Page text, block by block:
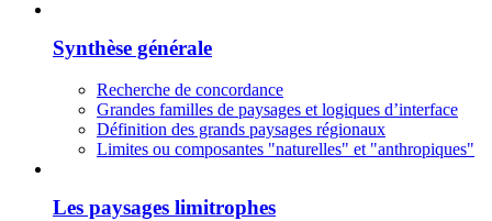
Synthèse générale
Recherche de concordance
Grandes familles de paysages et logiques d’interface
Définition des grands paysages régionaux
Limites ou composantes "naturelles" et "anthropiques"
Les paysages limitrophes